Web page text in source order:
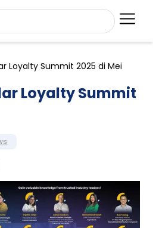
Loyalty Summit 2025 di Mei
Loyalty Summit